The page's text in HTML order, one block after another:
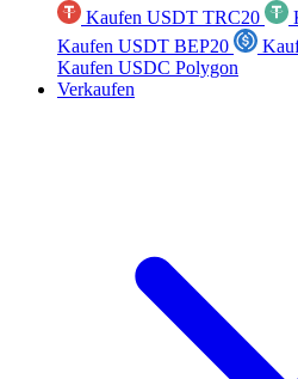
Kaufen USDT TRC20
Kaufen USDT BEP20
Kaufen USDC Polygon
Verkaufen